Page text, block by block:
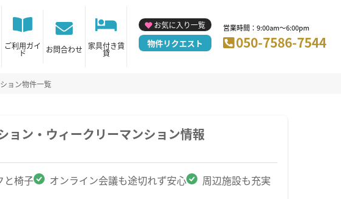
ご利用ガイ
ド お問合わせ 家具付き賃
貸
お気に入り一覧
物件リクエスト
営業時間：9:00am～6:00pm
050-7586-7544
ョン物件一覧
ョン・ウィークリーマンション情報
と椅子 オンライン会議も途切れず安心 周辺施設も充実